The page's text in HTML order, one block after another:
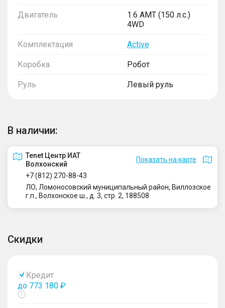
Двигатель
1.6 AMT (150 л.с.)
4WD
Комплектация Active
Коробка Робот
Руль Левый руль
В наличии:
Tenet Центр ИАТ
Волхонский
Показать на карте
+7 (812) 270-88-43
ЛО, Ломоносовский муниципальный район, Виллозское
г.п., Волхонское ш., д. 3, стр. 2, 188508
Скидки
Кредит
до 773 180 ₽
Показать